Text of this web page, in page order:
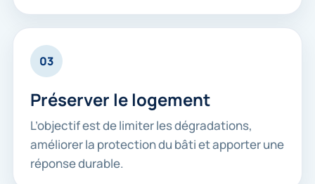
03
Préserver le logement
L’objectif est de limiter les dégradations,
améliorer la protection du bâti et apporter une
réponse durable.